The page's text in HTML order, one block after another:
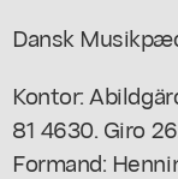
Dansk
Kontor:
81 4630. Giro
Formand: